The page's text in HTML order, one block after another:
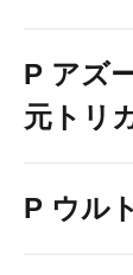
P アズ
元トリ
P ウル